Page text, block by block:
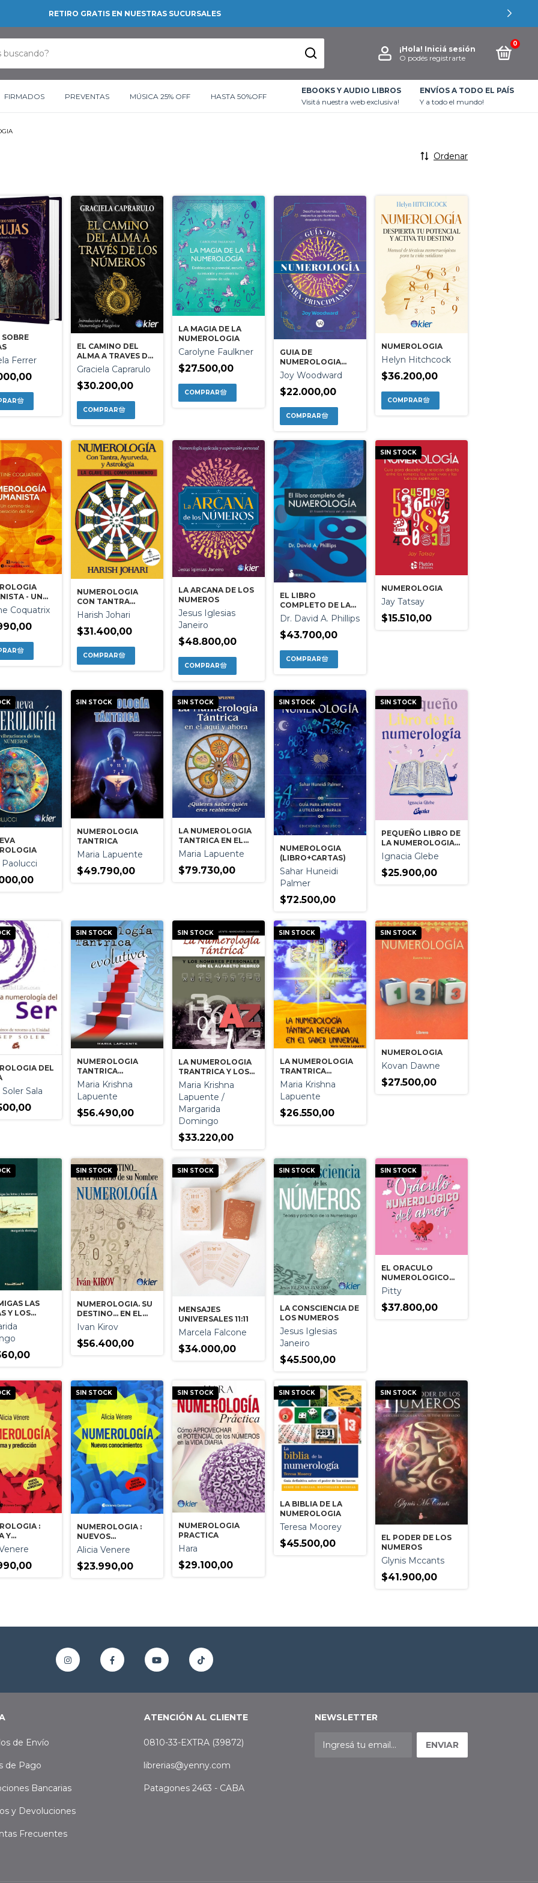
RETIRO GRATIS EN NUESTRAS SUCURSALES
¡Hola! Iniciá sesión
O podés registrarte
0
FIRMADOS PREVENTAS MÚSICA 25% OFF HASTA 50%OFF
EBOOKS Y AUDIO LIBROS
Visitá nuestra web exclusiva!
ENVÍOS A TODO EL PAÍS
Y a todo el mundo!
Ordenar
Ferrer
EL CAMINO DEL
ALMA A TRAVES DE
LOS NUMEROS
Graciela Caprarulo
$30.200,00
LA MAGIA DE LA
NUMEROLOGIA
Carolyne Faulkner
$27.500,00
GUIA DE
NUMEROLOGIA
PARA
PRINCIPIANTES
Joy Woodward
$22.000,00
NUMEROLOGIA
Helyn Hitchcock
$36.200,00
- UN
DE
Coquatrix
NUMEROLOGIA
CON TANTRA
AYURVEDA Y
ASTROLOGIA
Harish Johari
$31.400,00
LA ARCANA DE LOS
NUMEROS
Jesus Iglesias
Janeiro
$48.800,00
EL LIBRO
COMPLETO DE LA
NUMEROLOGIA
Dr. David A. Phillips
$43.700,00
SIN STOCK
NUMEROLOGIA
Jay Tatsay
$15.510,00
Paolucci
SIN STOCK
NUMEROLOGIA
TANTRICA
Maria Lapuente
$49.790,00
SIN STOCK
LA NUMEROLOGIA
TANTRICA EN EL
AQUI Y AHORA
Maria Lapuente
$79.730,00
SIN STOCK
NUMEROLOGIA
(LIBRO+CARTAS)
Sahar Huneidi
Palmer
$72.500,00
SIN STOCK
PEQUEÑO LIBRO DE
LA NUMEROLOGIA
EL
Ignacia Glebe
$25.900,00
DEL
Sala
SIN STOCK
NUMEROLOGIA
TANTRICA
EVOLUTIVA
Maria Krishna
Lapuente
$56.490,00
SIN STOCK
LA NUMEROLOGIA
TRANTRICA Y LOS
NOMBRES
PERSONALES CON
EL ALFABETO
HEBREO
Maria Krishna
Lapuente /
Margarida
Domingo
$33.220,00
SIN STOCK
LA NUMEROLOGIA
TRANTRICA
REFLEJADA EN EL
SABER UNIVERSAL
Maria Krishna
Lapuente
$26.550,00
SIN STOCK
NUMEROLOGIA
Kovan Dawne
$27.500,00
LAS
Y LOS
SIN STOCK
NUMEROLOGIA. SU
DESTINO... EN EL
MISTERIO DE SU
NOMBRE
Ivan Kirov
$56.400,00
SIN STOCK
MENSAJES
UNIVERSALES 11:11
Marcela Falcone
$34.000,00
SIN STOCK
LA CONSCIENCIA DE
LOS NUMEROS
Jesus Iglesias
Janeiro
$45.500,00
SIN STOCK
EL ORACULO
NUMEROLOGICO
DEL AMOR
Pitty
$37.800,00
:
Y
SIN STOCK
NUMEROLOGIA :
NUEVOS
CONOCIMIENTOS
Alicia Venere
$23.990,00
SIN STOCK
NUMEROLOGIA
PRACTICA
Hara
$29.100,00
SIN STOCK
LA BIBLIA DE LA
NUMEROLOGIA
Teresa Moorey
$45.500,00
SIN STOCK
EL PODER DE LOS
NUMEROS
Glynis Mccants
$41.900,00
de Envío
de Pago
Bancarias
y Devoluciones
Frecuentes
ATENCIÓN AL CLIENTE
0810-33-EXTRA (39872)
librerias@yenny.com
Patagones 2463 - CABA
NEWSLETTER